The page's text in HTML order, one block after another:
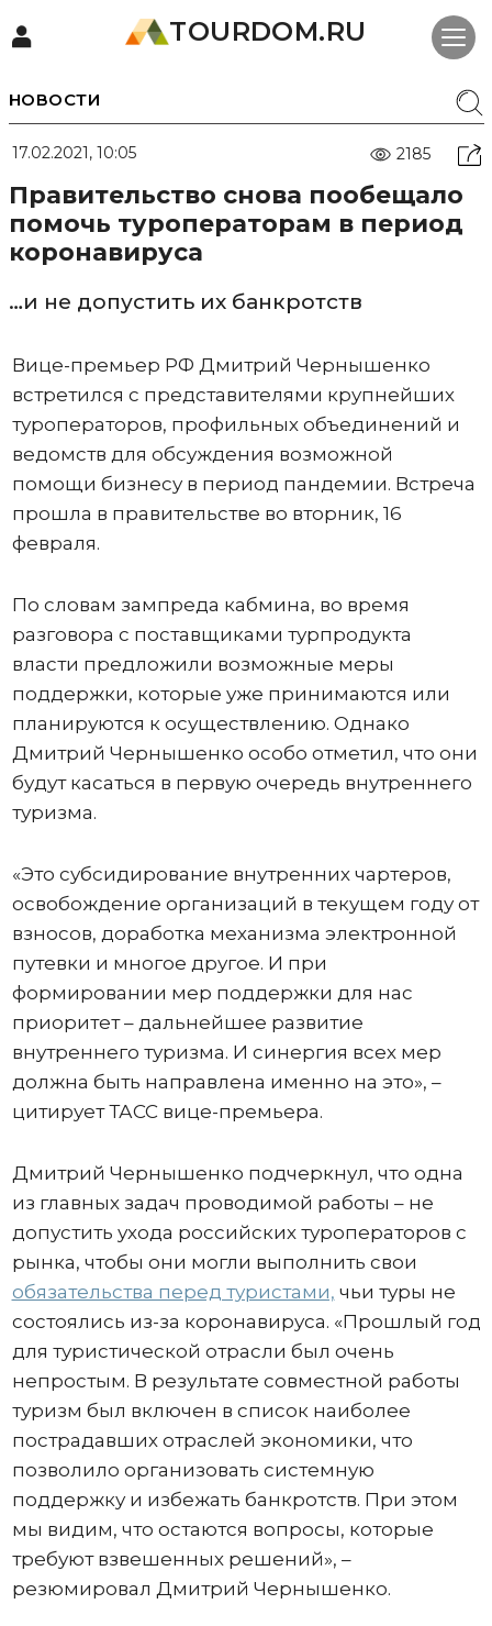
TOURDOM.RU
НОВОСТИ
17.02.2021, 10:05 2185
Правительство снова пообещало
помочь туроператорам в период
коронавируса
…и не допустить их банкротств
Вице-премьер РФ Дмитрий Чернышенко
встретился с представителями крупнейших
туроператоров, профильных объединений и
ведомств для обсуждения возможной
помощи бизнесу в период пандемии. Встреча
прошла в правительстве во вторник, 16
февраля.
По словам зампреда кабмина, во время
разговора с поставщиками турпродукта
власти предложили возможные меры
поддержки, которые уже принимаются или
планируются к осуществлению. Однако
Дмитрий Чернышенко особо отметил, что они
будут касаться в первую очередь внутреннего
туризма.
«Это субсидирование внутренних чартеров,
освобождение организаций в текущем году от
взносов, доработка механизма электронной
путевки и многое другое. И при
формировании мер поддержки для нас
приоритет – дальнейшее развитие
внутреннего туризма. И синергия всех мер
должна быть направлена именно на это», –
цитирует ТАСС вице-премьера.
Дмитрий Чернышенко подчеркнул, что одна
из главных задач проводимой работы – не
допустить ухода российских туроператоров с
рынка, чтобы они могли выполнить свои
обязательства перед туристами, чьи туры не
состоялись из-за коронавируса. «Прошлый год
для туристической отрасли был очень
непростым. В результате совместной работы
туризм был включен в список наиболее
пострадавших отраслей экономики, что
позволило организовать системную
поддержку и избежать банкротств. При этом
мы видим, что остаются вопросы, которые
требуют взвешенных решений», –
резюмировал Дмитрий Чернышенко.